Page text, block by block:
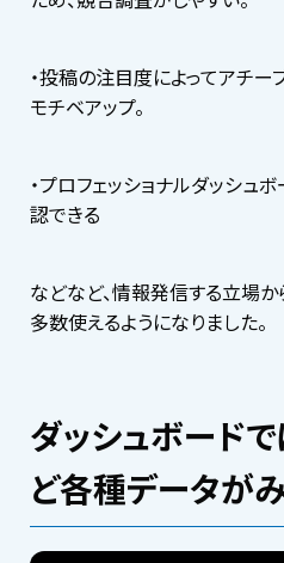
・投稿の注目度によってアチー
モチベアップ。
・プロフェッショナルダッシュ
認できる
などなど、情報発信する立場
多数使えるようになりました。
ダッシュボード
ど各種データがみ